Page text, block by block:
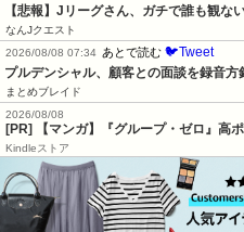
【悲報】Jリーグさん、ガチで誰も観な
なんJクエスト
2026/08/08 07:34 あとで読む 🐦Tweet
プルデンシャル、顧客との面談を録音
まとめブレイド
2026/08/08
[PR] 【マンガ】『グループ・ゼロ』高
Kindleストア